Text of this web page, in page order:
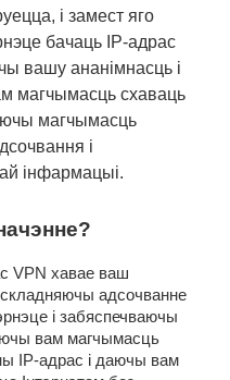
і замест яго
бачаць IP-адрас
вашу ананімнасць і
магчымасць схаваць
магчымасць
і
інфармацыі.
VPN хавае ваш
адсочванне
і забяспечваючы
вам магчымасць
IP-адрас і даючы вам